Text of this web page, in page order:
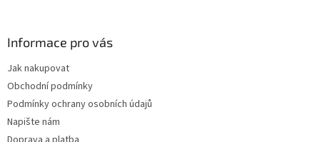
Informace pro vás
Jak nakupovat
Obchodní podmínky
Podmínky ochrany osobních údajů
Napište nám